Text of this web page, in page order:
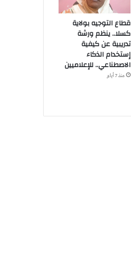
قطاع التوجيه بولاية
كسلا.. ينظم ورشة
تدريبية عن كيفية
إستخدام الذكاء
الاصطناعي.. للإعلاميين
منذ 7 أيام